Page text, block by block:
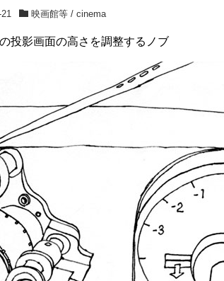
映画館等 / cinema
投影画面の高さを調整するノブ